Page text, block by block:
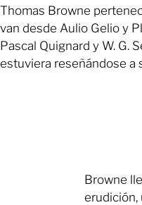
Thomas Browne
van desde Aulio Gelio y
Pascal Quignard y W. G.
estuviera reseñándose a
Browne
erudición,